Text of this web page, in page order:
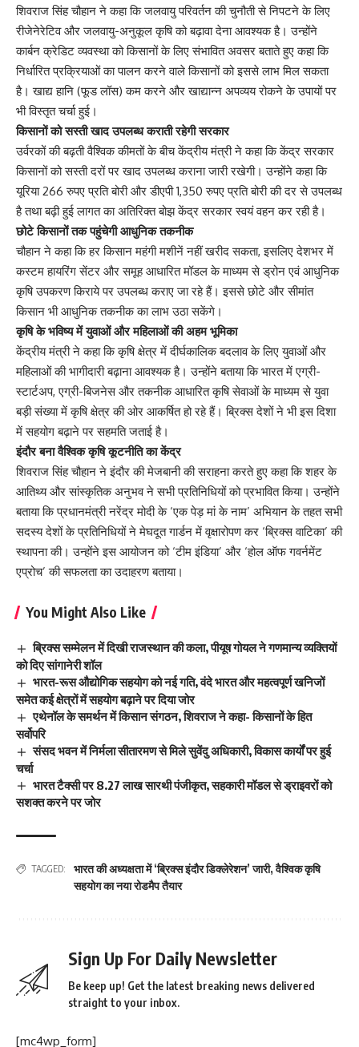
शिवराज सिंह चौहान ने कहा कि जलवायु परिवर्तन की चुनौती से निपटने के लिए
रीजेनेरेटिव और जलवायु-अनुकूल कृषि को बढ़ावा देना आवश्यक है। उन्होंने
कार्बन क्रेडिट व्यवस्था को किसानों के लिए संभावित अवसर बताते हुए कहा कि
निर्धारित प्रक्रियाओं का पालन करने वाले किसानों को इससे लाभ मिल सकता
है। खाद्य हानि (फूड लॉस) कम करने और खाद्यान्न अपव्यय रोकने के उपायों पर
भी विस्तृत चर्चा हुई।
किसानों को सस्ती खाद उपलब्ध कराती रहेगी सरकार
उर्वरकों की बढ़ती वैश्विक कीमतों के बीच केंद्रीय मंत्री ने कहा कि केंद्र सरकार
किसानों को सस्ती दरों पर खाद उपलब्ध कराना जारी रखेगी। उन्होंने कहा कि
यूरिया 266 रुपए प्रति बोरी और डीएपी 1,350 रुपए प्रति बोरी की दर से उपलब्ध
है तथा बढ़ी हुई लागत का अतिरिक्त बोझ केंद्र सरकार स्वयं वहन कर रही है।
छोटे किसानों तक पहुंचेगी आधुनिक तकनीक
चौहान ने कहा कि हर किसान महंगी मशीनें नहीं खरीद सकता, इसलिए देशभर में
कस्टम हायरिंग सेंटर और समूह आधारित मॉडल के माध्यम से ड्रोन एवं आधुनिक
कृषि उपकरण किराये पर उपलब्ध कराए जा रहे हैं। इससे छोटे और सीमांत
किसान भी आधुनिक तकनीक का लाभ उठा सकेंगे।
कृषि के भविष्य में युवाओं और महिलाओं की अहम भूमिका
केंद्रीय मंत्री ने कहा कि कृषि क्षेत्र में दीर्घकालिक बदलाव के लिए युवाओं और
महिलाओं की भागीदारी बढ़ाना आवश्यक है। उन्होंने बताया कि भारत में एग्री-
स्टार्टअप, एग्री-बिजनेस और तकनीक आधारित कृषि सेवाओं के माध्यम से युवा
बड़ी संख्या में कृषि क्षेत्र की ओर आकर्षित हो रहे हैं। ब्रिक्स देशों ने भी इस दिशा
में सहयोग बढ़ाने पर सहमति जताई है।
इंदौर बना वैश्विक कृषि कूटनीति का केंद्र
शिवराज सिंह चौहान ने इंदौर की मेजबानी की सराहना करते हुए कहा कि शहर के
आतिथ्य और सांस्कृतिक अनुभव ने सभी प्रतिनिधियों को प्रभावित किया। उन्होंने
बताया कि प्रधानमंत्री नरेंद्र मोदी के ‘एक पेड़ मां के नाम’ अभियान के तहत सभी
सदस्य देशों के प्रतिनिधियों ने मेघदूत गार्डन में वृक्षारोपण कर ‘ब्रिक्स वाटिका’ की
स्थापना की। उन्होंने इस आयोजन को ‘टीम इंडिया’ और ‘होल ऑफ गवर्नमेंट
एप्रोच’ की सफलता का उदाहरण बताया।
You Might Also Like
ब्रिक्स सम्मेलन में दिखी राजस्थान की कला, पीयूष गोयल ने गणमान्य व्यक्तियों
को दिए सांगानेरी शॉल
भारत-रूस औद्योगिक सहयोग को नई गति, वंदे भारत और महत्वपूर्ण खनिजों
समेत कई क्षेत्रों में सहयोग बढ़ाने पर दिया जोर
एथेनॉल के समर्थन में किसान संगठन, शिवराज ने कहा- किसानों के हित
सर्वोपरि
संसद भवन में निर्मला सीतारमण से मिले सुवेंदु अधिकारी, विकास कार्यों पर हुई
चर्चा
भारत टैक्सी पर 8.27 लाख सारथी पंजीकृत, सहकारी मॉडल से ड्राइवरों को
सशक्त करने पर जोर
TAGGED: भारत की अध्यक्षता में ‘ब्रिक्स इंदौर डिक्लेरेशन’ जारी,वैश्विक कृषि
सहयोग का नया रोडमैप तैयार
Sign Up For Daily Newsletter
Be keep up! Get the latest breaking news delivered
straight to your inbox.
[mc4wp_form]